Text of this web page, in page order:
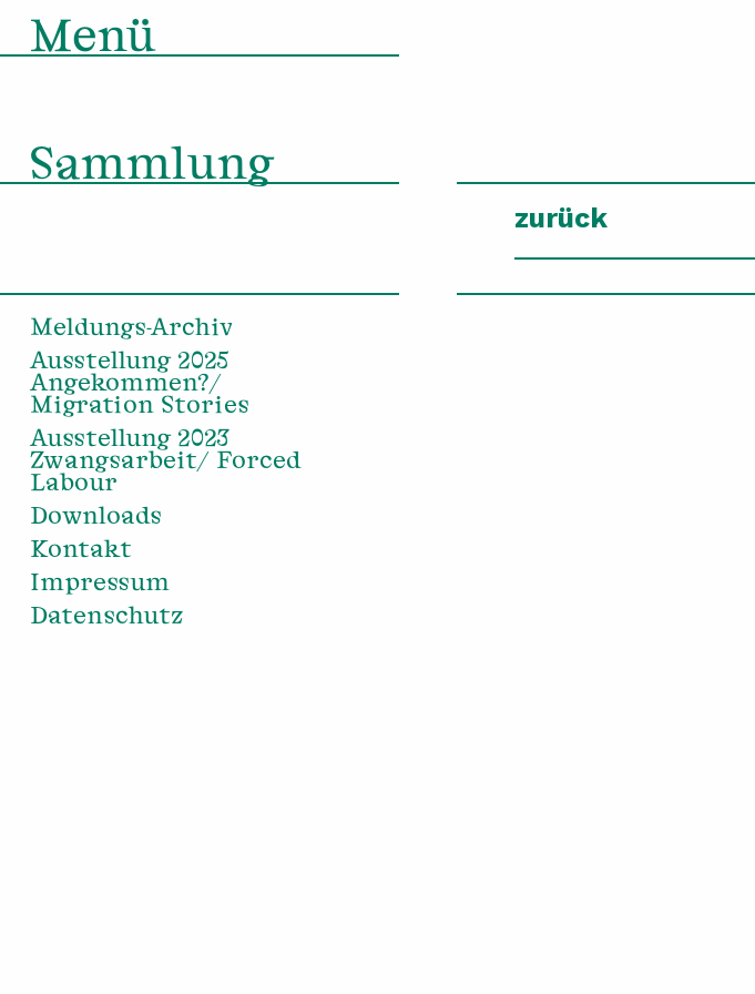
Menü
Sammlung
zurück
Meldungs-Archiv
Ausstellung 2025
Angekommen?/
Migration Stories
Ausstellung 2023
Zwangsarbeit/ Forced
Labour
Downloads
Kontakt
Impressum
Datenschutz